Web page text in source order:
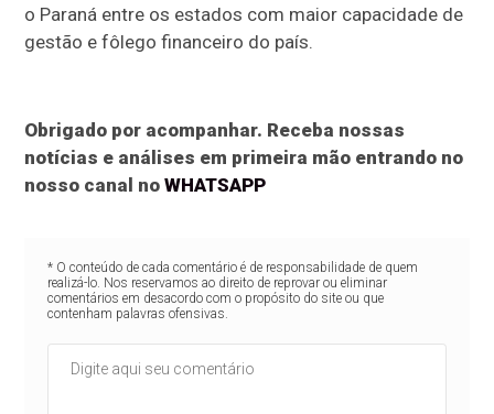
o Paraná entre os estados com maior capacidade de
gestão e fôlego financeiro do país.
Obrigado por acompanhar. Receba nossas
notícias e análises em primeira mão entrando no
nosso canal noWHATSAPP
* O conteúdo de cada comentário é de responsabilidade de quem
realizá-lo. Nos reservamos ao direito de reprovar ou eliminar
comentários em desacordo com o propósito do site ou que
contenham palavras ofensivas.